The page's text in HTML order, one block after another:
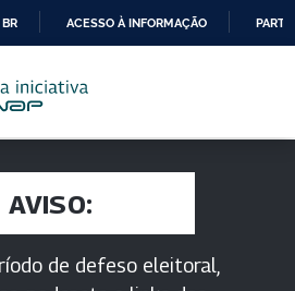
PARA
CONTEÚDO
ACESSO À INFORMAÇÃO
AVISO:
de defeso eleitoral,